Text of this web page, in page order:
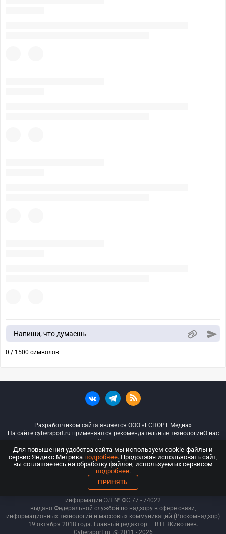
Напиши, что думаешь
0 / 1500 символов
Разработчиком сайта является ООО «ЕСПОРТ Медиа»
На сайте cybersport.ru применяются рекомендательные технологииО нас
Документы
© ООО «Киберспорт.ру» — Все права защищены
18+
ООО «Киберспорт.ру». Свидетельство о регистрации средств массовой
информации ЭЛ № ФС 77 - 74022
выдано Федеральной службой по надзору в сфере связи,
информационных технологий и массовых коммуникаций (Роскомнадзор)
19 октября 2018 года. Главный редактор — В.Н. Животнев.
Cybersport.ru @ 2011 - 2026
Для повышения удобства сайта мы используем cookie-файлы и
сервис Яндекс.Метрика подробнее. Продолжая использовать сайт,
вы соглашаетесь на обработку файлов, используемых сервисом
подробнее.
ПРИНЯТЬ